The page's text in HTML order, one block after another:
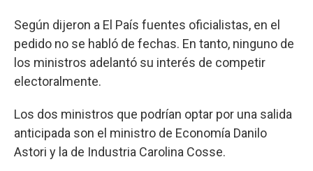
Según dijeron a El País fuentes oficialistas, en el
pedido no se habló de fechas. En tanto, ninguno de
los ministros adelantó su interés de competir
electoralmente.
Los dos ministros que podrían optar por una salida
anticipada son el ministro de Economía Danilo
Astori y la de Industria Carolina Cosse.